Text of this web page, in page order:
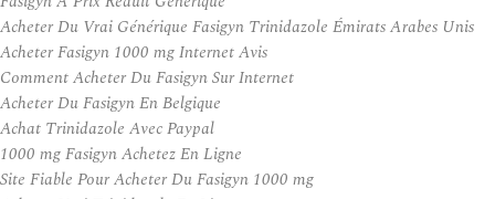
Acheter Du Vrai Générique Fasigyn Trinidazole Émirats Arabes Unis
Acheter Fasigyn 1000 mg Internet Avis
Comment Acheter Du Fasigyn Sur Internet
Acheter Du Fasigyn En Belgique
Achat Trinidazole Avec Paypal
1000 mg Fasigyn Achetez En Ligne
Site Fiable Pour Acheter Du Fasigyn 1000 mg